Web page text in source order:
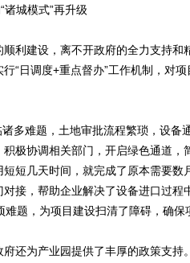
城模式”再升级
建设，离不开政府的全力支持和
“日调度+重点督办”工作机制，对
难题，土地审批流程繁琐，设备
极协调相关部门，开启绿色通道
短几天时间，就完成了原本需要数
接，帮助企业解决了设备进口过程
题，为项目建设扫清了障碍，确保
为产业园提供了丰厚的政策支持